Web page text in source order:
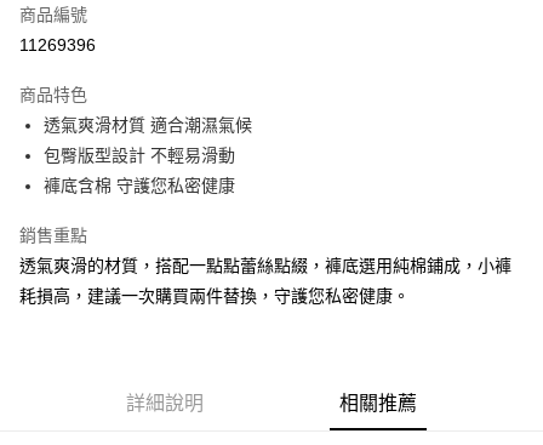
超商取貨付款
運送方式
全家取貨付款
每筆NT$90，滿NT$1,300(含以上)免運費
每筆NT$90，滿NT$1,300(含以上)免運費
7-11取貨付款
每筆NT$90，滿NT$1,300(含以上)免運費
商品編號
11269396
商品特色
透氣爽滑材質 適合潮濕氣候
包臀版型設計 不輕易滑動
褲底含棉 守護您私密健康
銷售重點
透氣爽滑的材質，搭配一點點蕾絲點綴，褲底選用純棉鋪成，小褲
耗損高，建議一次購買兩件替換，守護您私密健康。
詳細說明 相關推薦